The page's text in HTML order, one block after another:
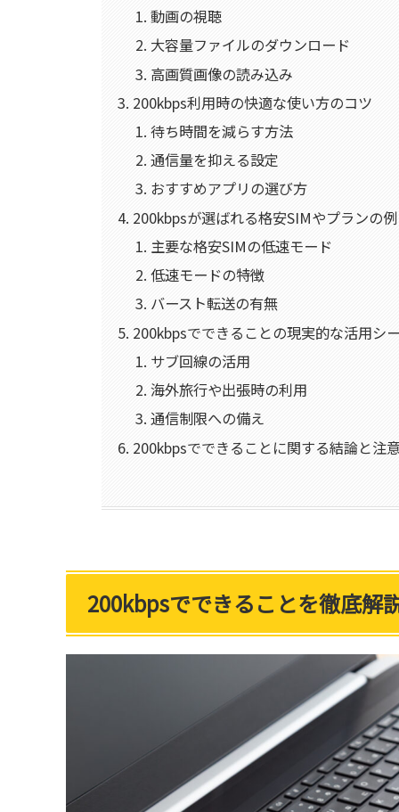
動画の視聴
大容量ファイルのダウンロード
高画質画像の読み込み
200kbps利用時の快適な使い方のコツ
待ち時間を減らす方法
通信量を抑える設定
おすすめアプリの選び方
200kbpsが選ばれる格安SIMやプランの例
主要な格安SIMの低速モード
低速モードの特徴
バースト転送の有無
200kbpsでできることの現実的な活用シ
サブ回線の活用
海外旅行や出張時の利用
通信制限への備え
200kbpsでできることに関する結論と注
200kbpsでできることを徹底解